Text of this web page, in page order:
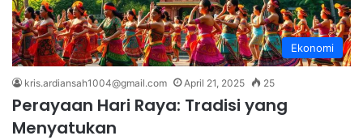
Ekonomi
kris.ardiansah1004@gmail.com April 21, 2025 25
Perayaan Hari Raya: Tradisi yang
Menyatukan